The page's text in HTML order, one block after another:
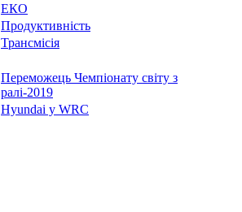
ЕКО
Продуктивність
Трансмісія
Переможець Чемпіонату світу з
ралі-2019
Hyundai у WRC